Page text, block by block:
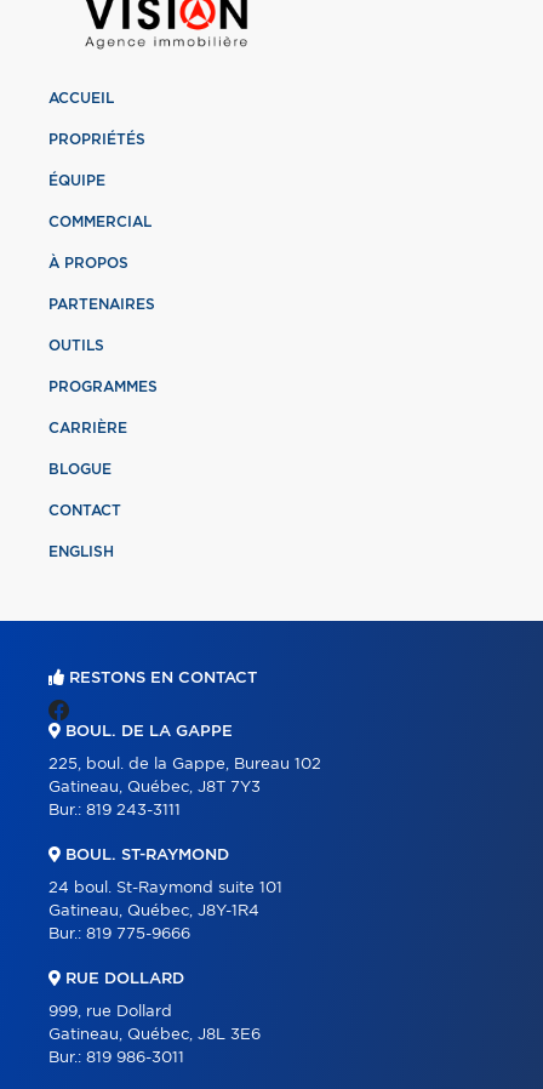
ACCUEIL
PROPRIÉTÉS
ÉQUIPE
COMMERCIAL
À PROPOS
PARTENAIRES
OUTILS
PROGRAMMES
CARRIÈRE
BLOGUE
CONTACT
ENGLISH
RESTONS EN CONTACT
BOUL. DE LA GAPPE
225, boul. de la Gappe, Bureau 102
Gatineau, Québec, J8T 7Y3
Bur.: 819 243-3111
BOUL. ST-RAYMOND
24 boul. St-Raymond suite 101
Gatineau, Québec, J8Y-1R4
Bur.: 819 775-9666
RUE DOLLARD
999, rue Dollard
Gatineau, Québec, J8L 3E6
Bur.: 819 986-3011